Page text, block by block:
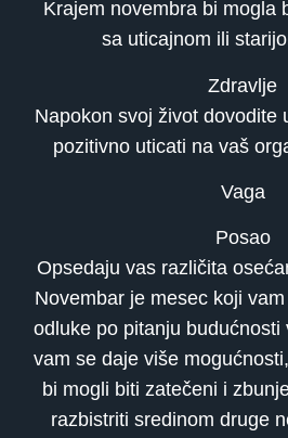
Krajem novembra bi mogla
sa uticajnom ili
Zdravlje
Napokon svoj život dovodite
pozitivno uticati na vaš
Vaga
Posao
Opsedaju vas različita
Novembar je mesec koji
odluke po pitanju budućnosti
vam se daje više
bi mogli biti zatečeni i
razbistriti sredinom druge